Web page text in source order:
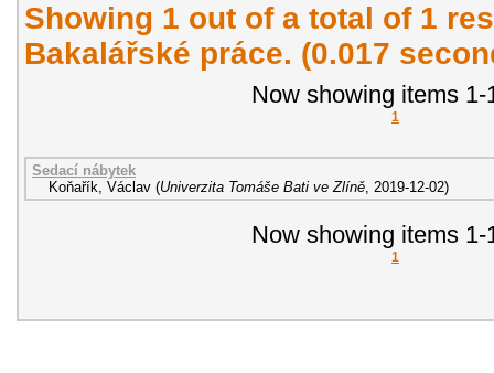
Showing 1 out of a total of 1
Bakalářské práce. (0.017
Now showing items 1-
1
Sedací nábytek
Koňařík, Václav (Univerzita Tomáše Bati ve Zlíně, 2019-12-02)
Now showing items 1-
1